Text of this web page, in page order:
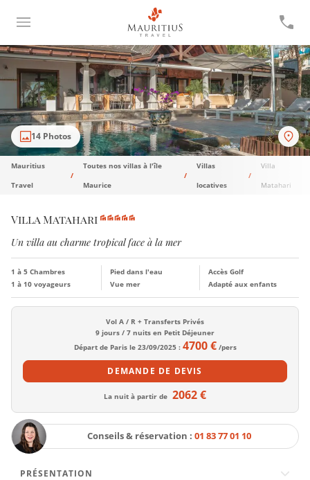
14 Photos
Mauritius
Travel
Toutes nos villas à l'île
Maurice
Villas
locatives
Villa
Matahari
Vol A / R + Transferts Privés
9 jours / 7 nuits en Petit Déjeuner
Départ de Paris le 23/09/2025 : 4700 € /pers
DEMANDE DE DEVIS
La nuit à partir de 2062 €
Conseils & réservation : 01 83 77 01 10
Villa Matahari
Un villa au charme tropical face à la mer
1 à 5 Chambres
1 à 10 voyageurs
Pied dans l'eau
Vue mer
Accès Golf
Adapté aux enfants
PRÉSENTATION